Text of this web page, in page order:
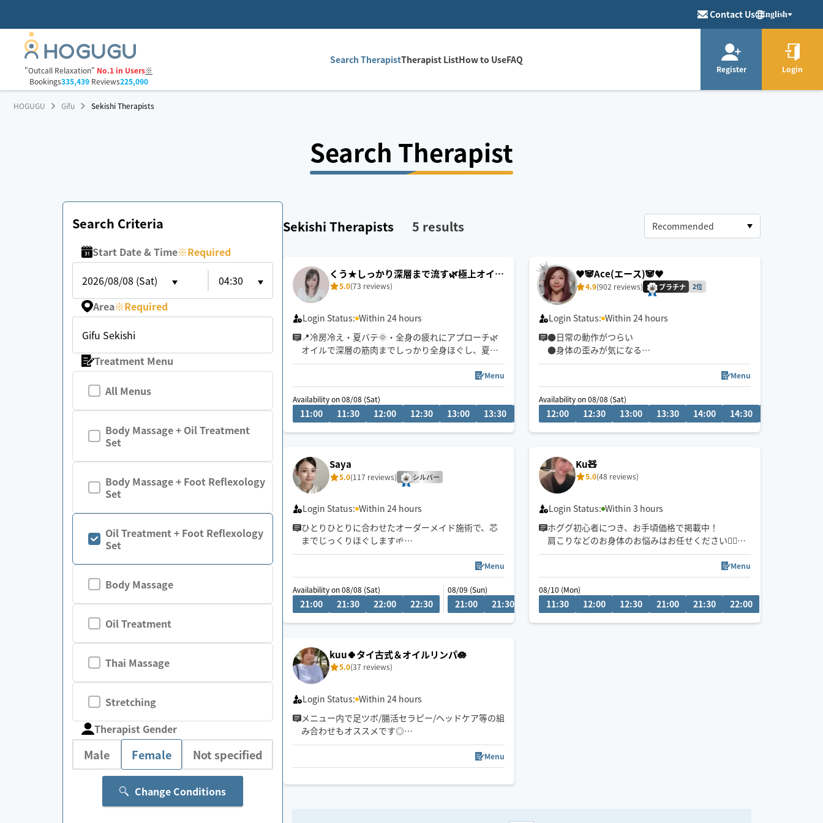
Contact Us English
"Outcall Relaxation" No.1 in Users※
Bookings335,439Reviews225,090
Search TherapistTherapist ListHow to UseFAQ
Register Login
HOGUGU Gifu Sekishi Therapists
Search Therapist
Search Criteria
Start Date & Time※Required
2026/08/08 (Sat)
04:30
Area※Required
Gifu Sekishi
Treatment Menu
All Menus
Body Massage + Oil Treatment
Set
Body Massage + Foot Reflexology
Set
Oil Treatment + Foot Reflexology
Set
Body Massage
Oil Treatment
Thai Massage
Stretching
Therapist Gender
Male Female Not specified
Change Conditions
Sekishi Therapists 5 results
くう★しっかり深層まで流す🌿極上オイル
リンパ
5.0(73 reviews)
Login Status: Within 24 hours
📍冷房冷え・夏バテ🌞・全身の疲れにアプローチ🌿
オイルで深層の筋肉までしっかり全身ほぐし、夏の
重だるいお身体を芯からリセットいたします。極上
のヘッドケアも得意です！お好みの圧で丁寧に施術
いたします。
全身からヘッドまでしっかり流させていただきます
✨
👶お子様ご一緒🉑
🐶🐱わんちゃん猫ちゃん🉑
Menu
Availability on 08/08 (Sat)
11:00 11:30 12:00 12:30 13:00 13:30 14:30 15:00 15:30 20:00 20:30
♥️🐼Ace(エース)🐼♥️
4.9(902 reviews) プラチナ 2位
Login Status: Within 24 hours
●日常の動作がつらい
●身体の歪みが気になる
●趣味や仕事のパフォーマンスを良くしたい
どんなお悩みにも真摯に向き合い身体の痛みや不
調、お客様の気になる所をその場しのぎではなく"根
本"から対応させて頂きます
足の浮腫み
末端冷え性
お客様の身体に合った施術でメニューをご提案させ
て頂きます👏
小さなお子さまやペットが居るお宅も歓迎です🐶😺
Menu
Availability on 08/08 (Sat)
12:00 12:30 13:00 13:30 14:00 14:30
Saya
5.0(117 reviews) シルバー
Login Status: Within 24 hours
ひとりひとりに合わせたオーダーメイド施術で、芯
までじっくりほぐします🌱
Menu
Availability on 08/08 (Sat)
21:00 21:30 22:00 22:30
08/09 (Sun)
21:00 21:30 22:00 22:30 21:00 21:30 22:00 22:30
Ku🧸
5.0(48 reviews)
Login Status: Within 3 hours
ホググ初心者につき、お手頃価格で掲載中！
肩こりなどのお身体のお悩みはお任せください💁‍♀️
愛知県での施術の方は90分〜のご予約でお願いして
Menu
08/10 (Mon)
11:30 12:00 12:30 21:00 21:30 22:00
kuu🍀タイ古式＆オイルリンパ🪷
5.0(37 reviews)
Login Status: Within 24 hours
メニュー内で足ツボ/腸活セラピー/ヘッドケア等の組
み合わせもオススメです◎
ゆったりとしたリズムで心身ともリラックスしてい
頭痛/肩こり/腰痛/睡眠などの慢性的なお悩みもご相
談ください。
Menu